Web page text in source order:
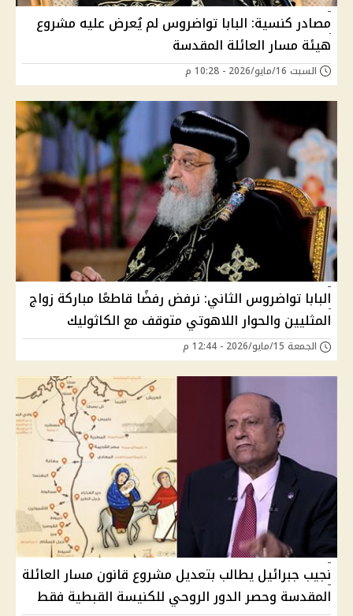
مصادر كنسية: البابا تواضروس لم يُعرض عليه مشروع
هيئة مسار العائلة المقدسة
السبت 16/مايو/2026 - 10:28 م
البابا تواضروس الثاني: نرفض رفضًا قاطعًا مباركة زواج
المثليين والحوار اللاهوتي متوقف مع الكاثوليك
الجمعة 15/مايو/2026 - 12:44 م
نجيب جبرائيل يطالب بتعديل مشروع قانون مسار العائلة
المقدسة وحصر الدور الروحي للكنيسة القبطية فقط